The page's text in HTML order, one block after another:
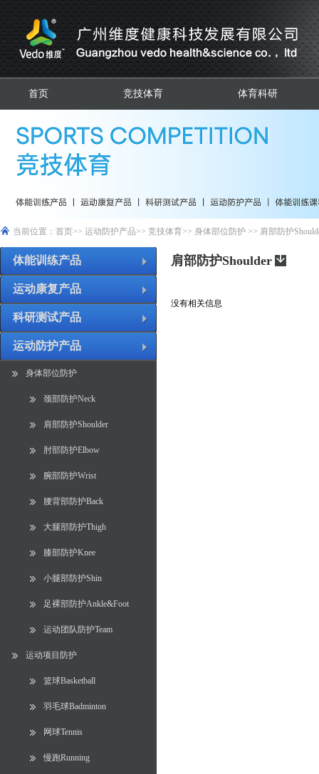
首页 竞技体育 体育科研
当前位置： 首页>> 运动防护产品>> 竞技体育>> 身体部位防护 >> 肩部防护
体能训练产品
运动康复产品
科研测试产品
运动防护产品
身体部位防护
颈部防护Neck
肩部防护Shoulder
肘部防护Elbow
腕部防护Wrist
腰背部防护Back
大腿部防护Thigh
膝部防护Knee
小腿部防护Shin
足裸部防护Ankle&Foot
运动团队防护Team
运动项目防护
篮球Basketball
羽毛球Badminton
网球Tennis
慢跑Running
肩部防护Shoulder
没有相关信息